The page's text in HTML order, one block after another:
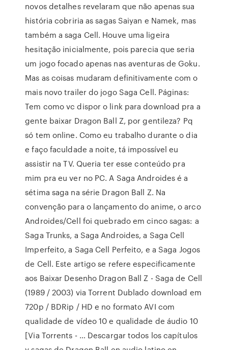
novos detalhes revelaram que não apenas sua
história cobriria as sagas Saiyan e Namek, mas
também a saga Cell. Houve uma ligeira
hesitação inicialmente, pois parecia que seria
um jogo focado apenas nas aventuras de Goku.
Mas as coisas mudaram definitivamente com o
mais novo trailer do jogo Saga Cell. Páginas:
Tem como vc dispor o link para download pra a
gente baixar Dragon Ball Z, por gentileza? Pq
só tem online. Como eu trabalho durante o dia
e faço faculdade a noite, tá impossível eu
assistir na TV. Queria ter esse conteúdo pra
mim pra eu ver no PC. A Saga Androides é a
sétima saga na série Dragon Ball Z. Na
convenção para o lançamento do anime, o arco
Androides/Cell foi quebrado em cinco sagas: a
Saga Trunks, a Saga Androides, a Saga Cell
Imperfeito, a Saga Cell Perfeito, e a Saga Jogos
de Cell. Este artigo se refere especificamente
aos Baixar Desenho Dragon Ball Z - Saga de Cell
(1989 / 2003) via Torrent Dublado download em
720p / BDRip / HD e no formato AVI com
qualidade de vídeo 10 e qualidade de áudio 10
[Via Torrents - … Descargar todos los capítulos